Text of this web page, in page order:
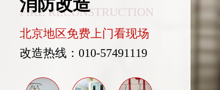
消防改造
FIRE RECONSTRUCTION
北京地区免费上门看现场
改造热线：010-57491119